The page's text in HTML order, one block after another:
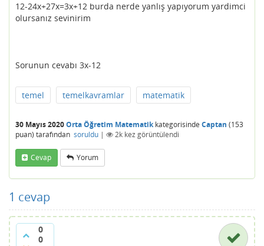
12-24x+27x=3x+12 burda nerde yanlış yapıyorum yardimci
olursanız sevinirim
Sorunun cevabı 3x-12
temel temelkavramlar matematik
30 Mayıs 2020Orta Öğretim Matematikkategorisinde Captan (153
puan) tarafından soruldu | 2k kez görüntülendi
Cevap Yorum
1 cevap
0
0